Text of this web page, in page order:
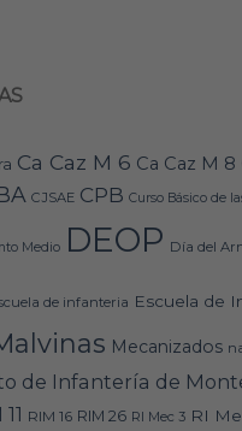
Ca Caz M 6 Ca Caz M 8
CJSAE CPB Curso Básico de
Medio DEOP Día del
de infanteria Escuela de
Mecanizados
de Infantería de
RIM 16 RIM 26 RI Mec 3 RI